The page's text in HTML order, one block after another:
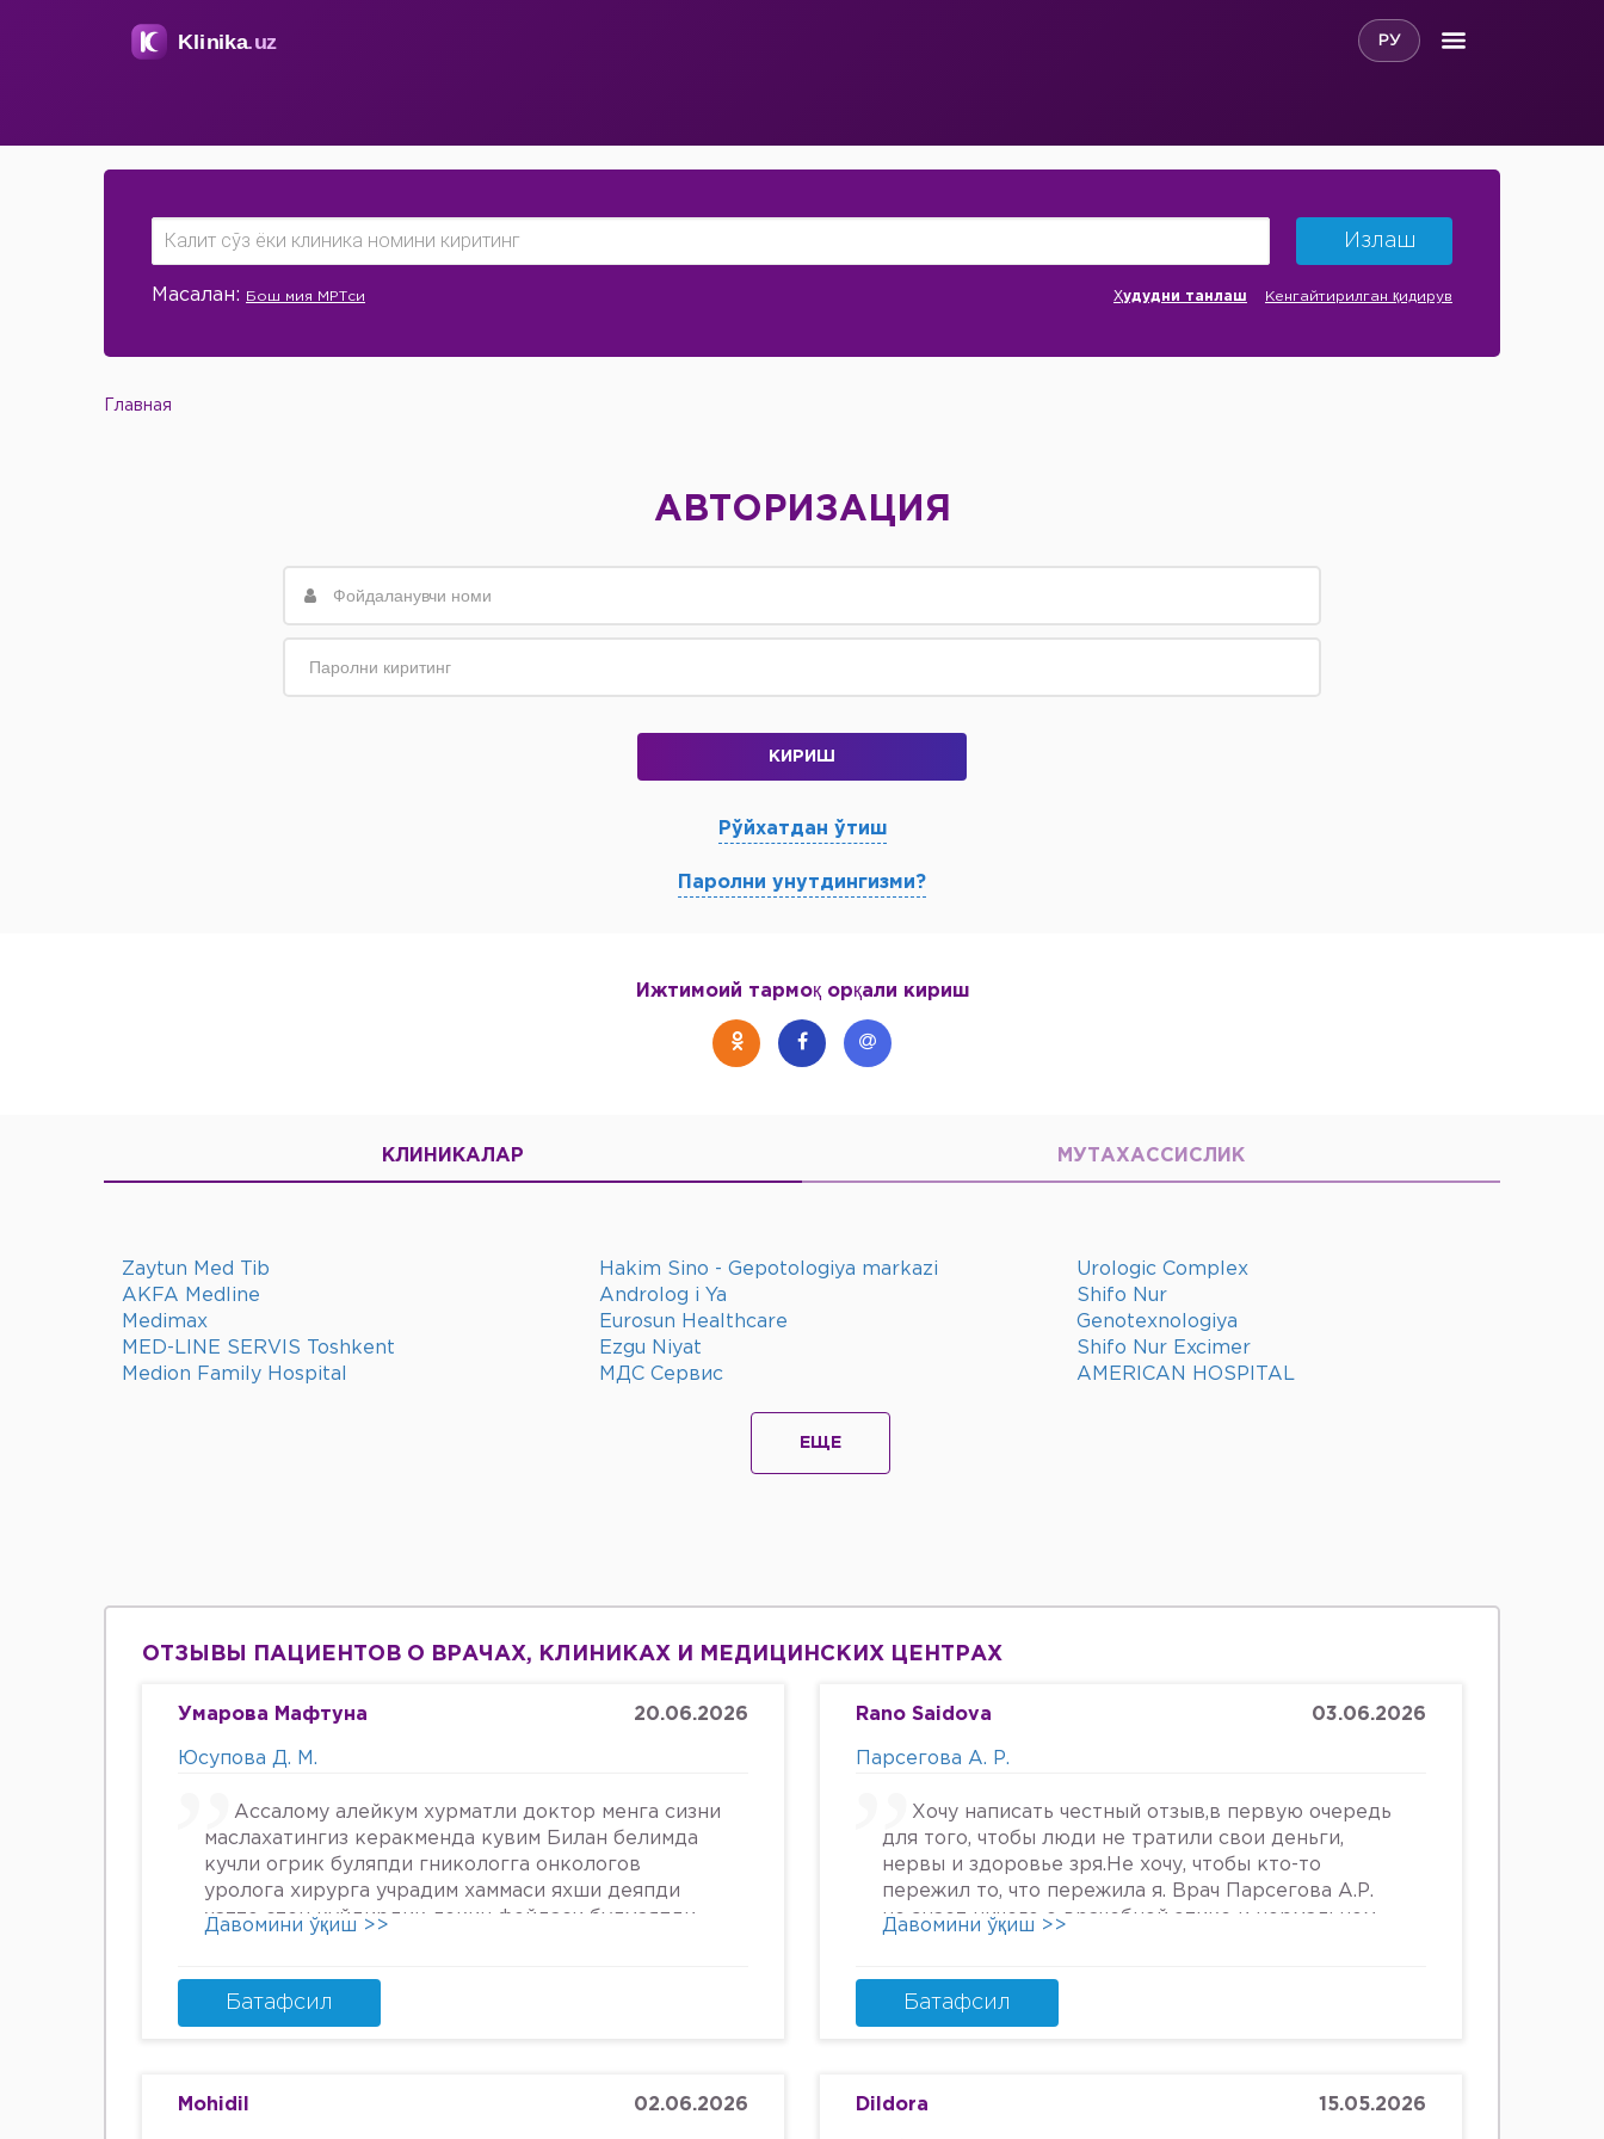
РУ
Излаш
Масалан: Бош мия МРТси Ҳудудни танлаш Кенгайтирилган қидирув
Главная
АВТОРИЗАЦИЯ
КИРИШ
Рўйхатдан ўтиш
Паролни унутдингизми?
Ижтимоий тармоқ орқали кириш
КЛИНИКАЛАР МУТАХАССИСЛИК
Zaytun Med Tib Hakim Sino - Gepotologiya markazi
Urologic Complex
AKFA Medline
Androlog i Ya
Shifo Nur
Medimax
Eurosun Healthcare
Genotexnologiya
MED-LINE SERVIS Toshkent
Ezgu Niyat
Shifo Nur Excimer
Medion Family Hospital
МДС Сервис AMERICAN HOSPITAL
ЕЩЕ
ОТЗЫВЫ ПАЦИЕНТОВ О ВРАЧАХ, КЛИНИКАХ И МЕДИЦИНСКИХ ЦЕНТРАХ
Умарова Мафтуна 20.06.2026
Юсупова Д. М.
Ассалому алейкум хурматли доктор менга сизни
маслахатингиз керакменда кувим Билан белимда
кучли огрик буляпди гникологга онкологов
уролога хирурга учрадим хаммаси яхши деяпди
хатто стен куйдирдик лекин фойдаси булмаяпди
Энди Нима килшини билмай колдим ердам Беринг
34га кирдим 3та фарзанди бор хурмат Билан
Давомини ўқиш >>
Батафсил
Rano Saidova 03.06.2026
Парсегова А. Р.
Хочу написать честный отзыв,в первую очередь
для того, чтобы люди не тратили свои деньги,
нервы и здоровье зря.Не хочу, чтобы кто-то
пережил то, что пережила я. Врач Парсегова А.Р.
не знает ничего о врачебной этике и нормальном
идите.Я не знала, что врач, тем более женщина,
может так унижать женщин, убивать в них
кресле и грубом ощупывании и т.д.,придя домой я
Давомини ўқиш >>
Батафсил
Mohidil 02.06.2026 Dildora 15.05.2026